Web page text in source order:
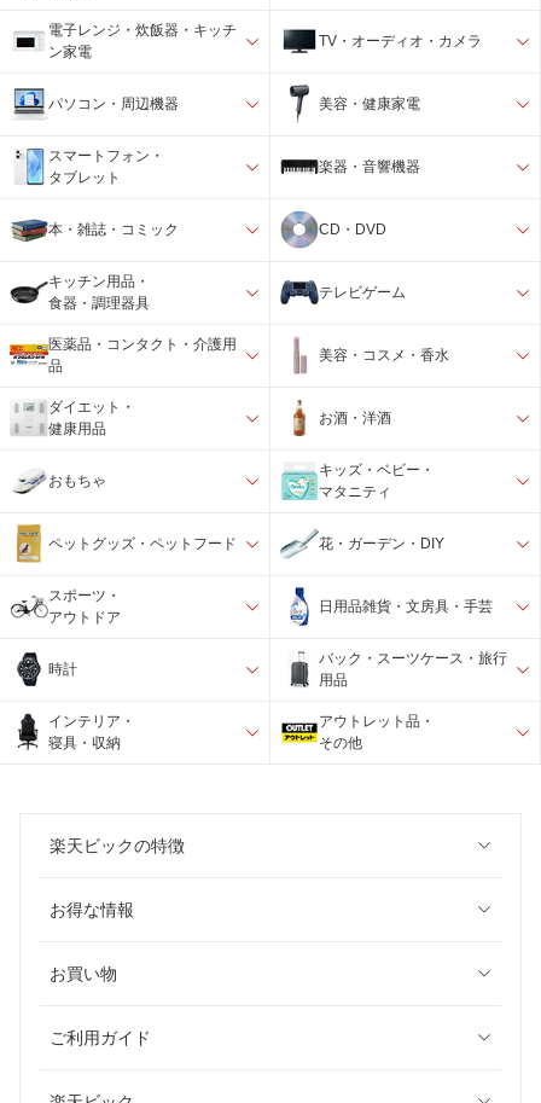
電子レンジ・炊飯器・キッチ
ン家電
TV・オーディオ・カメラ
パソコン・周辺機器 美容・健康家電
スマートフォン・
タブレット
楽器・音響機器
本・雑誌・コミック CD・DVD
キッチン用品・
食器・調理器具
テレビゲーム
医薬品・コンタクト・介護用
品
美容・コスメ・香水
ダイエット・
健康用品
お酒・洋酒
おもちゃ
キッズ・ベビー・
マタニティ
ペットグッズ・ペットフード 花・ガーデン・DIY
スポーツ・
アウトドア
日用品雑貨・文房具・手芸
時計
バック・スーツケース・旅行
用品
インテリア・
寝具・収納
アウトレット品・
その他
楽天ビックの特徴
お得な情報
お買い物
ご利用ガイド